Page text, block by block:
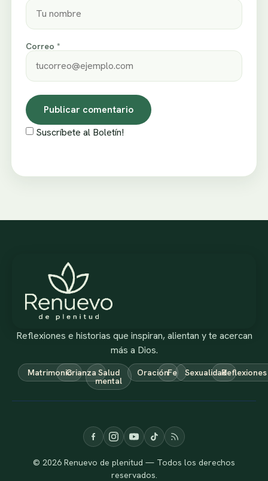
Correo *
Suscríbete al Boletín!
Reflexiones e historias que inspiran, alientan y te acercan
más a Dios.
MatrimonioCrianza Salud
mental
OraciónFe SexualidadReflexiones
© 2026 Renuevo de plenitud — Todos los derechos
reservados.